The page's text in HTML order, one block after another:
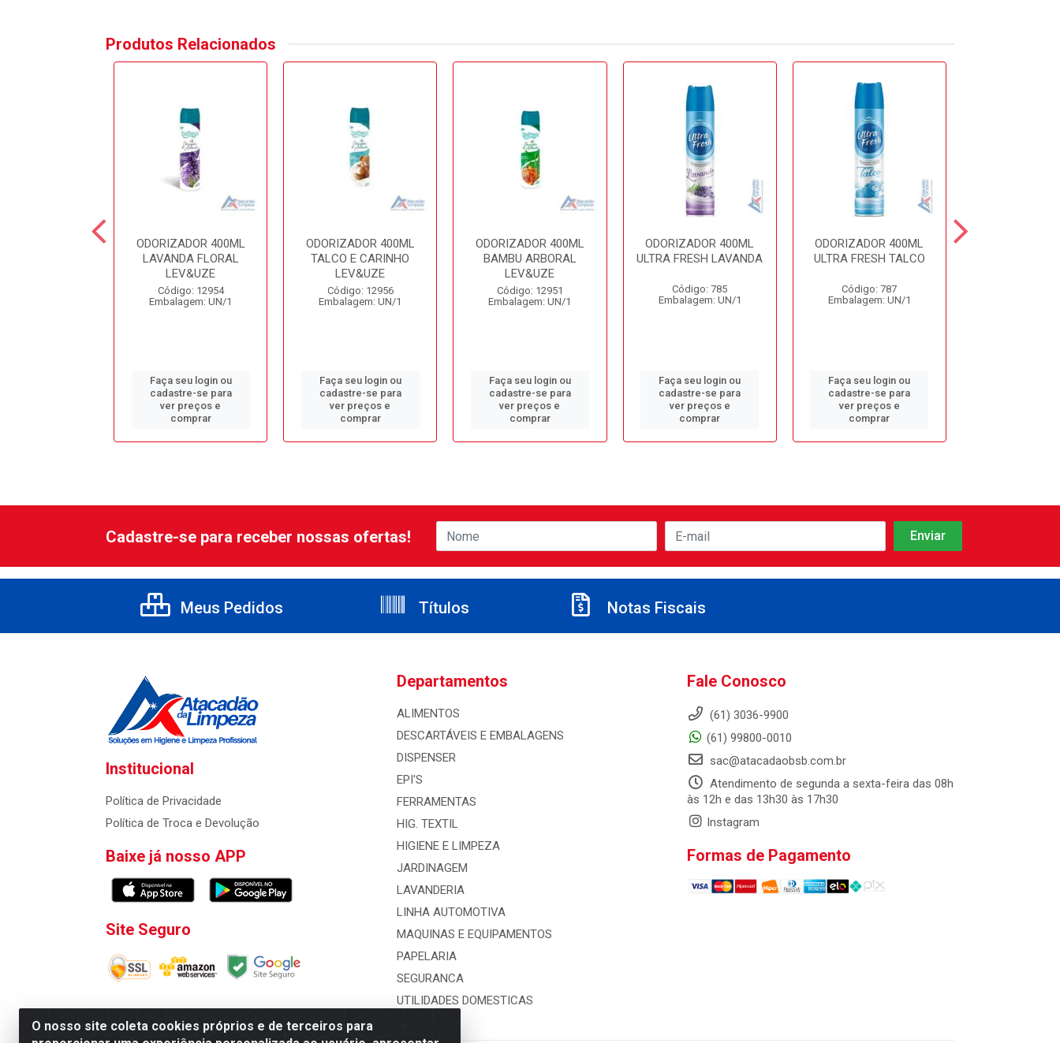
Produtos Relacionados
ODORIZADOR 400ML
LAVANDA FLORAL
LEV&UZE
Código: 12954
Embalagem: UN/1
Faça seu login ou
cadastre-se para
ver preços e
comprar
ODORIZADOR 400ML
TALCO E CARINHO
LEV&UZE
Código: 12956
Embalagem: UN/1
Faça seu login ou
cadastre-se para
ver preços e
comprar
ODORIZADOR 400ML
BAMBU ARBORAL
LEV&UZE
Código: 12951
Embalagem: UN/1
Faça seu login ou
cadastre-se para
ver preços e
comprar
ODORIZADOR 400ML
ULTRA FRESH LAVANDA
Código: 785
Embalagem: UN/1
Faça seu login ou
cadastre-se para
ver preços e
comprar
ODORIZADOR 400ML
ULTRA FRESH TALCO
Código: 787
Embalagem: UN/1
Faça seu login ou
cadastre-se para
ver preços e
comprar
O nosso site coleta cookies próprios e de terceiros para
Cadastre-se para receber nossas ofertas!
Meus Pedidos Títulos Notas Fiscais
Institucional
Política de Privacidade
Política de Troca e Devolução
Baixe já nosso APP
Site Seguro
Departamentos
ALIMENTOS
DESCARTÁVEIS E EMBALAGENS
DISPENSER
EPI'S
FERRAMENTAS
HIG. TEXTIL
HIGIENE E LIMPEZA
JARDINAGEM
LAVANDERIA
LINHA AUTOMOTIVA
MAQUINAS E EQUIPAMENTOS
PAPELARIA
SEGURANCA
UTILIDADES DOMESTICAS
Fale Conosco
(61) 3036-9900
(61) 99800-0010
sac@atacadaobsb.com.br
Atendimento de segunda a sexta-feira das 08h
às 12h e das 13h30 às 17h30
Instagram
Formas de Pagamento